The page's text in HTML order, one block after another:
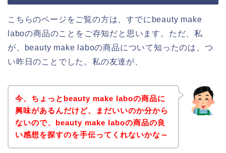
こちらのページをご覧の方は、すでにbeauty make
laboの商品のことをご存知だと思います。ただ、私
が、beauty make laboの商品について知ったのは、つ
い昨日のことでした。私の友達が、
今、ちょっとbeauty make laboの商品に
興味があるんだけど、まだいいのか分から
ないので、beauty make laboの商品の良
い感想を探すのを手伝ってくれないかな～